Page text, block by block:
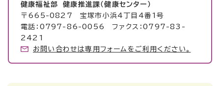
健康福祉部 健康推進課（健康センター）
〒665-0827 宝塚市小浜4丁目4番1号
電話：0797-86-0056 ファクス：0797-83-
2421
お問い合わせは専用フォームをご利用ください。